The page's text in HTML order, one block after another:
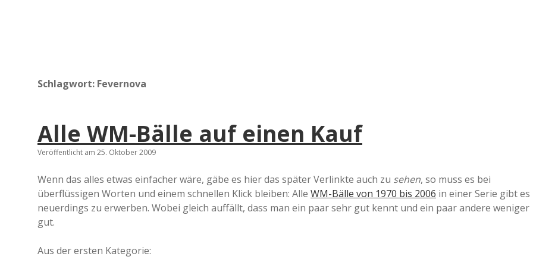
a
d
e
Schlagwort: Fevernova
Alle WM-Bälle auf einen Kauf
Veröffentlicht am 25. Oktober 2009
Wenn das alles etwas einfacher wäre, gäbe es hier das später Verlinkte auch zu sehen, so muss es bei
überflüssigen Worten und einem schnellen Klick bleiben: Alle WM-Bälle von 1970 bis 2006 in einer Serie gibt es
neuerdings zu erwerben. Wobei gleich auffällt, dass man ein paar sehr gut kennt und ein paar andere weniger
gut.
Aus der ersten Kategorie: